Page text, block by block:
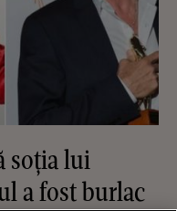
soția lui
a fost burlac